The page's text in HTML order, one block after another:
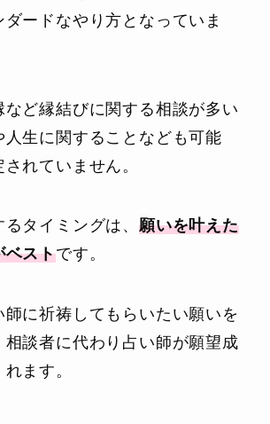
ードなやり方となっていま
ど縁結びに関する相談が多い
人生に関することなども可能
れていません。
るタイミングは、願いを叶えた
ベストです。
師に祈祷してもらいたい願いを
相談者に代わり占い師が願望成
ます。